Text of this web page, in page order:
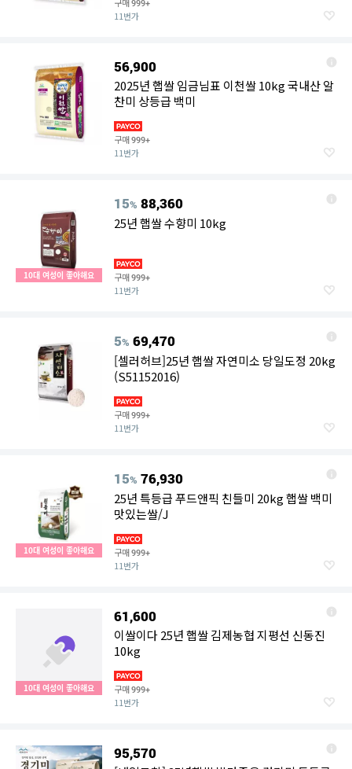
999+
11번가
56,900
2025년 햅쌀 임금님표 이천쌀 10kg 국내산 알
찬미 상등급 백미
구매999+
11번가
10대 여성이 좋아해요
15% 88,360
25년 햅쌀 수향미 10kg
구매999+
11번가
5% 69,470
[셀러허브]25년 햅쌀 자연미소 당일도정 20kg
(S51152016)
구매999+
11번가
10대 여성이 좋아해요
15% 76,930
25년 특등급 푸드앤픽 친들미 20kg 햅쌀 백미
맛있는쌀/J
구매999+
11번가
10대 여성이 좋아해요
61,600
이쌀이다 25년 햅쌀 김제농협 지평선 신동진
10kg
구매999+
11번가
95,570